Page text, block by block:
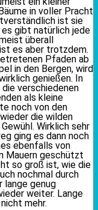
in voller Pracht
ist sie
gibt natürlich jede
überall
es aber trotzdem.
Pfaden ab
in den Bergen, wird
genießen. In
verschiedenen
als kleine
noch von den
die wilden
Wirklich sehr
ging es dann noch
ebenfalls von
Mauern geschützt
so groß ist, wie die
nochmal durch
lange genug
weiter. Lange
mehr.